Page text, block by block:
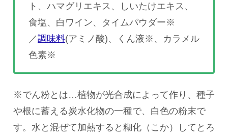
ト、ハマグリエキス、しいたけエキス、
食塩、白ワイン、タイムパウダー※
／調味料(アミノ酸)、くん液※、カラメル
色素※
※でん粉とは…植物が光合成によって作り、種子
や根に蓄える炭水化物の一種で、白色の粉末で
す。水と混ぜて加熱すると糊化（こか）してとろ